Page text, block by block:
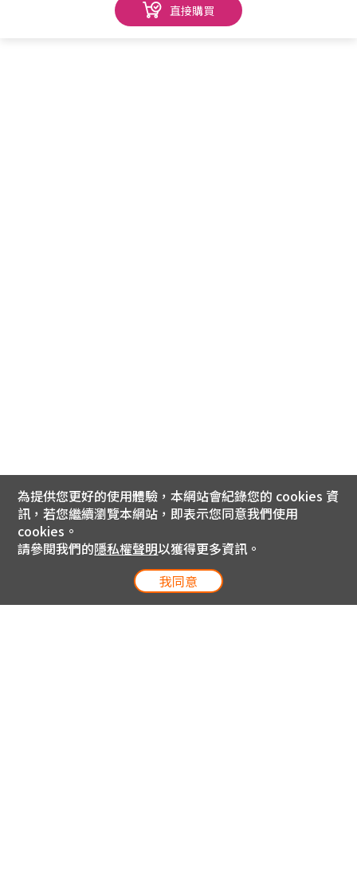
直接購買
為提供您更好的使用體驗，本網站會紀錄您的 cookies 資
訊，若您繼續瀏覽本網站，即表示您同意我們使用
cookies。
請參閱我們的隱私權聲明以獲得更多資訊。
我同意